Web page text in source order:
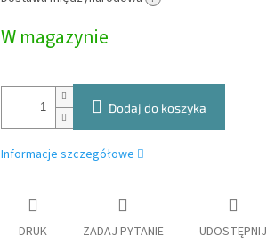
W magazynie
Dodaj do koszyka
Informacje szczegółowe
DRUK ZADAJ PYTANIE UDOSTĘPNIJ